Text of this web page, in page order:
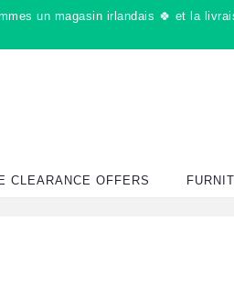
un magasin irlandais 🍀 et la
CLEARANCE OFFERS